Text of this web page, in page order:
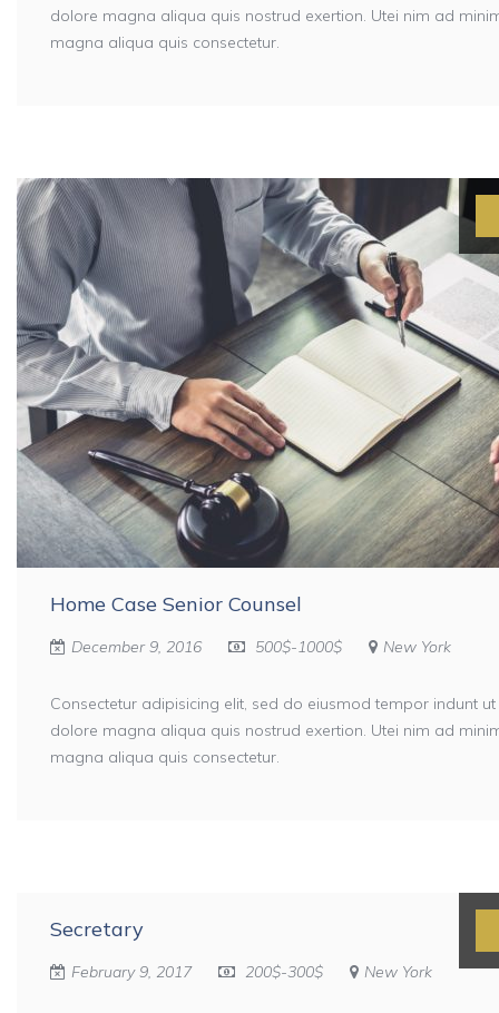
dolore magna aliqua quis nostrud exertion. Utei nim ad
magna aliqua quis consectetur.
Home Case Senior Counsel
December 9, 2016 500$-1000$ New York
Consectetur adipisicing elit, sed do eiusmod tempor indunt
dolore magna aliqua quis nostrud exertion. Utei nim ad
magna aliqua quis consectetur.
Secretary
February 9, 2017 200$-300$ New York